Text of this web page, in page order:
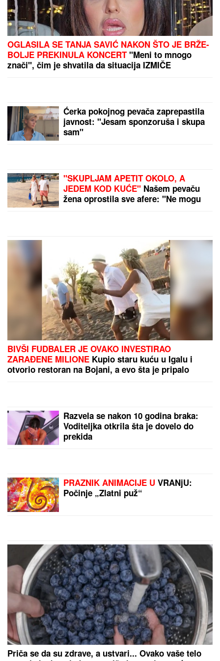
isplati
by Aklamator
PREPORUKA ZA VAS
OGLASILA SE TANJA SAVIĆ NAKON ŠTO JE BRŽE-
BOLJE PREKINULA KONCERT"Meni to mnogo
znači", čim je shvatila da situacija IZMIČE
KONTROLI morala da reaguje
Ćerka pokojnog pevača zaprepastila
javnost: "Jesam sponzoruša i skupa
sam"
partnera: "Bez pritiska i tuđih očekivanja!"
"SKUPLJAM APETIT OKOLO, A
JEDEM KOD KUĆE"
MAĐARI MOGU DA ODAHNU:
"Najkritičnije je prošlo..."
BIVŠI FUDBALER JE OVAKO INVESTIRAO
ZARAĐENE MILIONEKupio staru kuću u Igalu i
otvorio restoran na Bojani, a evo šta je pripalo
bivšoj supruzi posle razvoda